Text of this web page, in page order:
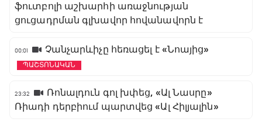
ֆուտբոլի աշխարհի առաջնության
ցուցադրման գլխավոր հովանավորն է
00:01 Չանչարևիչը հեռացել է «Նոայից»
ՊԱՇՏՈՆԱԿԱՆ
23:32
Ռոնալդուն գոլ խփեց, «Ալ Նասրը»
Ռիադի դերբիում պարտվեց «Ալ Հիլյալին»